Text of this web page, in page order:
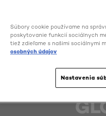
Súbory cookie používame na
poskytovanie funkcií sociálnych
tiež zdieľame s našimi sociálnymi
osobných údajov
Nastavenia